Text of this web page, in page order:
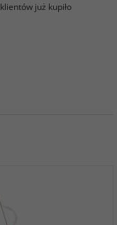
klientów już kupiło